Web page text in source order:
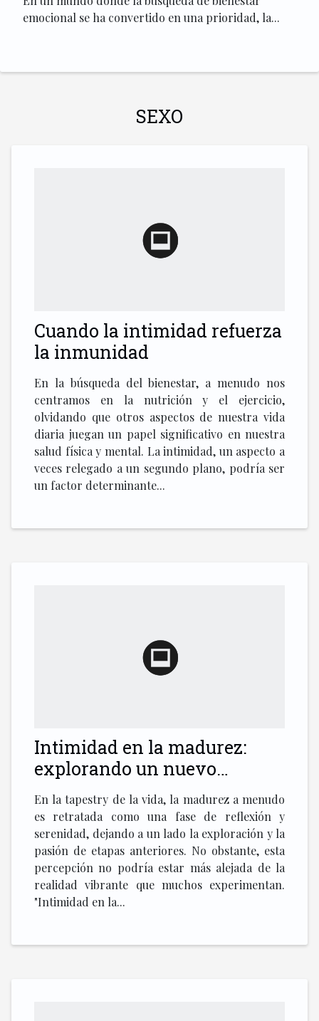
emocional se ha convertido en una prioridad, la...
SEXO
Cuando la intimidad refuerza
la inmunidad
En la búsqueda del bienestar, a menudo nos
centramos en la nutrición y el ejercicio,
olvidando que otros aspectos de nuestra vida
diaria juegan un papel significativo en nuestra
salud física y mental. La intimidad, un aspecto a
veces relegado a un segundo plano, podría ser
un factor determinante...
Intimidad en la madurez:
explorando un nuevo
despertar
En la tapestry de la vida, la madurez a menudo
es retratada como una fase de reflexión y
serenidad, dejando a un lado la exploración y la
pasión de etapas anteriores. No obstante, esta
percepción no podría estar más alejada de la
realidad vibrante que muchos experimentan.
"Intimidad en la...